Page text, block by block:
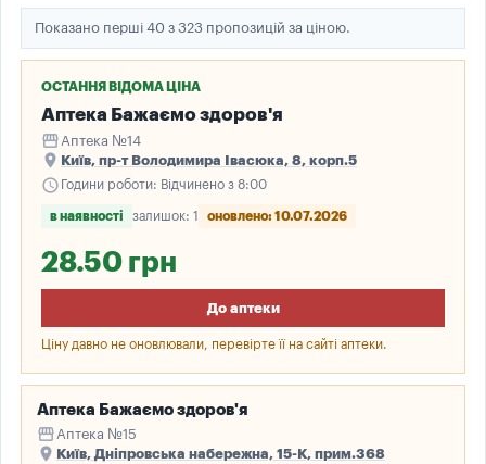
Показано перші 40 з 323 пропозицій за ціною.
ОСТАННЯ ВІДОМА ЦІНА
Аптека Бажаємо здоров'я
storefront Аптека №14
place Київ, пр-т Володимира Івасюка, 8, корп.5
schedule Години роботи: Відчинено з 8:00
в наявності залишок: 1 оновлено: 10.07.2026
28.50 грн
До аптеки
Ціну давно не оновлювали, перевірте її на сайті аптеки.
Аптека Бажаємо здоров'я
storefront Аптека №15
place Київ, Дніпровська набережна, 15-К, прим.368